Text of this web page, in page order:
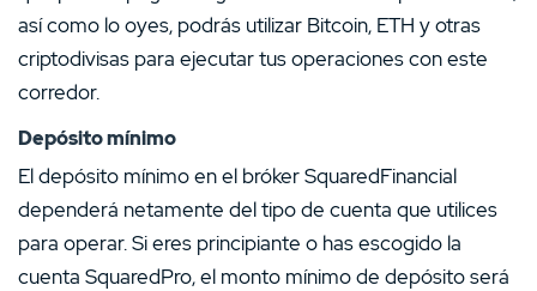
así como lo oyes, podrás utilizar Bitcoin, ETH y otras
criptodivisas para ejecutar tus operaciones con este
corredor.
Depósito mínimo
El depósito mínimo en el bróker SquaredFinancial
dependerá netamente del tipo de cuenta que utilices
para operar. Si eres principiante o has escogido la
cuenta SquaredPro, el monto mínimo de depósito será